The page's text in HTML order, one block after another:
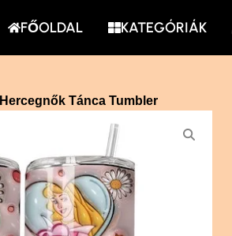
FŐOLDAL KATEGÓRIÁK
Tánca Tumbler